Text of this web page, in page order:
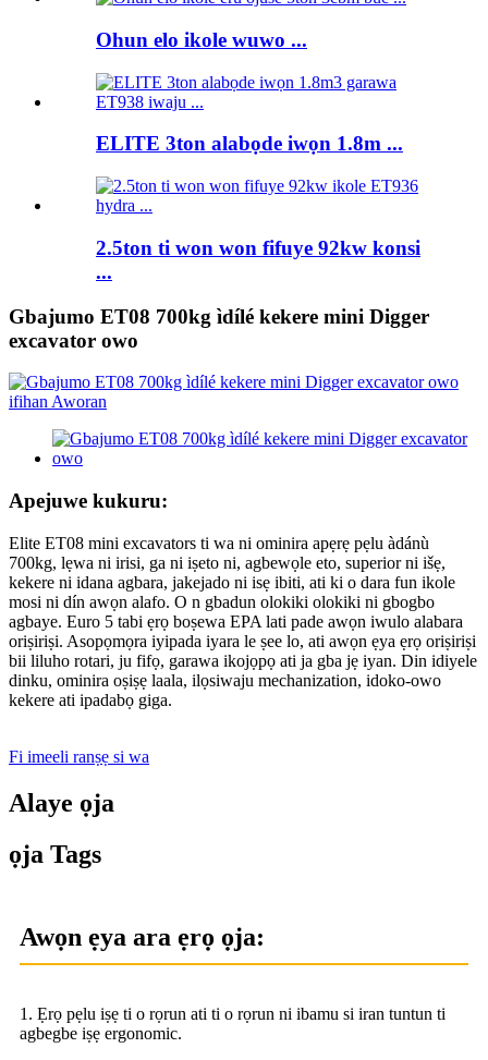
Ohun elo ikole wuwo ...
ELITE 3ton alabọde iwọn 1.8m ...
2.5ton ti won won fifuye 92kw konsi
...
Gbajumo ET08 700kg ìdílé kekere mini Digger
excavator owo
Apejuwe kukuru:
Elite ET08 mini excavators ti wa ni ominira apẹrẹ pẹlu àdánù
700kg, lẹwa ni irisi, ga ni iṣeto ni, agbewọle eto, superior ni išẹ,
kekere ni idana agbara, jakejado ni isẹ ibiti, ati ki o dara fun ikole
mosi ni dín awọn alafo. O n gbadun olokiki olokiki ni gbogbo
agbaye. Euro 5 tabi ẹrọ boṣewa EPA lati pade awọn iwulo alabara
oriṣiriṣi. Asopọmọra iyipada iyara le ṣee lo, ati awọn ẹya ẹrọ oriṣiriṣi
bii liluho rotari, ju fifọ, garawa ikojọpọ ati ja gba jẹ iyan. Din idiyele
dinku, ominira oṣiṣẹ laala, ilọsiwaju mechanization, idoko-owo
kekere ati ipadabọ giga.
Fi imeeli ranṣẹ si wa
Alaye ọja
ọja Tags
Awọn ẹya ara ẹrọ ọja:
1. Ẹrọ pẹlu iṣẹ ti o rọrun ati ti o rọrun ni ibamu si iran tuntun ti
agbegbe iṣẹ ergonomic.